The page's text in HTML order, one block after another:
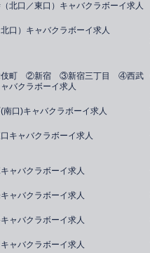
北口／東口）キャバクラボーイ求人
口）キャバクラボーイ求人
伎町 ②新宿 ③新宿三丁目 ④西武
バクラボーイ求人
南口)キャバクラボーイ求人
キャバクラボーイ求人
ャバクラボーイ求人
ャバクラボーイ求人
ャバクラボーイ求人
ャバクラボーイ求人